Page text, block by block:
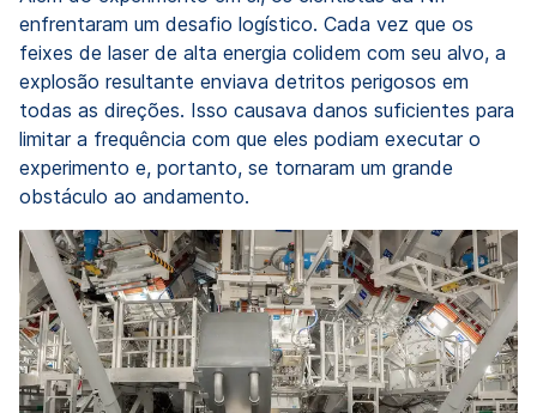
enfrentaram um desafio logístico. Cada vez que os
feixes de laser de alta energia colidem com seu alvo, a
explosão resultante enviava detritos perigosos em
todas as direções. Isso causava danos suficientes para
limitar a frequência com que eles podiam executar o
experimento e, portanto, se tornaram um grande
obstáculo ao andamento.